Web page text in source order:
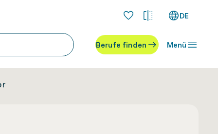
DE
Berufe finden Menü